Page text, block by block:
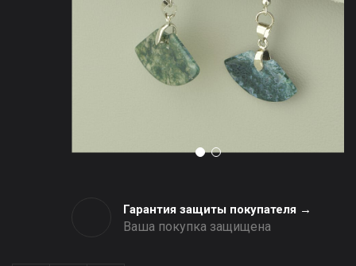
Гарантия защиты покупателя →
Ваша покупка защищена